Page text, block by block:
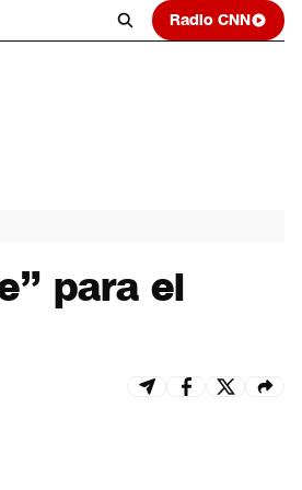
Radio CNN
para el